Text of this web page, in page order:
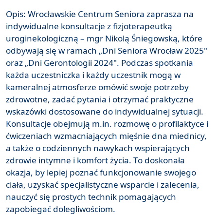
Opis: Wrocławskie Centrum Seniora zaprasza na
indywidualne konsultacje z fizjoterapeutką
uroginekologiczną – mgr Nikolą Śniegowską, które
odbywają się w ramach „Dni Seniora Wrocław 2025"
oraz „Dni Gerontologii 2024". Podczas spotkania
każda uczestniczka i każdy uczestnik mogą w
kameralnej atmosferze omówić swoje potrzeby
zdrowotne, zadać pytania i otrzymać praktyczne
wskazówki dostosowane do indywidualnej sytuacji.
Konsultacje obejmują m.in. rozmowę o profilaktyce i
ćwiczeniach wzmacniających mięśnie dna miednicy,
a także o codziennych nawykach wspierających
zdrowie intymne i komfort życia. To doskonała
okazja, by lepiej poznać funkcjonowanie swojego
ciała, uzyskać specjalistyczne wsparcie i zalecenia,
nauczyć się prostych technik pomagających
zapobiegać dolegliwościom.